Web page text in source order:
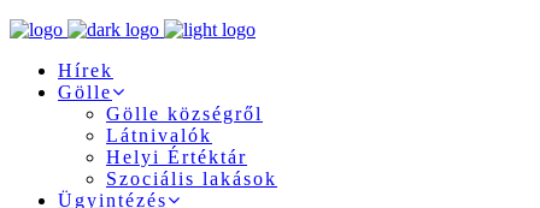
Hírek
Gölle
Gölle községről
Látnivalók
Helyi Értéktár
Szociális lakások
Ügyintézés